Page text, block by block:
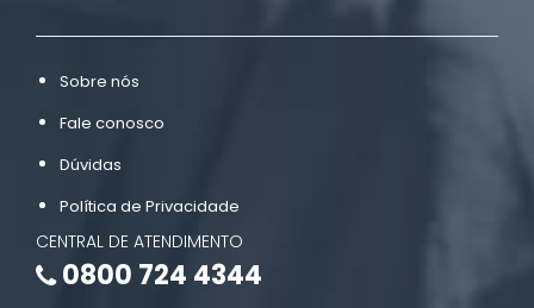
Sobre nós
Fale conosco
Dúvidas
Política de Privacidade
CENTRAL DE ATENDIMENTO
0800 724 4344